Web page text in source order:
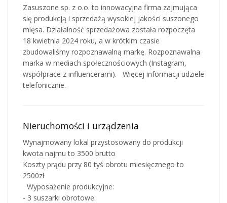
Zasuszone sp. z o.o. to innowacyjna firma zajmująca
się produkcją i sprzedażą wysokiej jakości suszonego
mięsa. Działalność sprzedażowa została rozpoczęta
18 kwietnia 2024 roku, a w krótkim czasie
zbudowaliśmy rozpoznawalną markę. Rozpoznawalna
marka w mediach społecznościowych (Instagram,
współprace z influencerami). Więcej informacji udziele
telefonicznie.
Nieruchomości i urządzenia
Wynajmowany lokal przystosowany do produkcji
kwota najmu to 3500 brutto
Koszty prądu przy 80 tyś obrotu miesięcznego to
2500zł
Wyposażenie produkcyjne:
- 3 suszarki obrotowe.